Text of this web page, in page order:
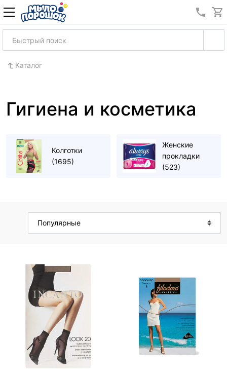
8
Каталог
Гигиена и косметика
Колготки
(1695)
Женские
прокладки
(523)